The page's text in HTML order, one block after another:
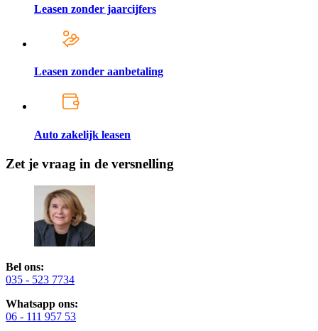
Leasen zonder jaarcijfers
Leasen zonder aanbetaling
Auto zakelijk leasen
Zet je vraag in de versnelling
Bel ons:
035 - 523 7734
Whatsapp ons:
06 - 111 957 53